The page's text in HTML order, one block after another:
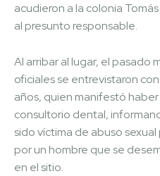
acudieron a la colonia
al presunto responsable.
Al arribar al lugar, el pasado
oficiales se entrevistaron
años, quien manifestó
consultorio dental,
sido víctima de abuso
por un hombre que se
en el sitio.